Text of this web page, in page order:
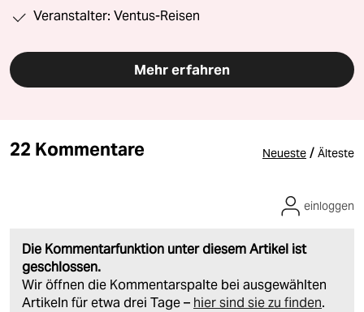
Veranstalter: Ventus-Reisen
Mehr erfahren
22 Kommentare Neueste / Älteste
Die Kommentarfunktion unter diesem Artikel ist
geschlossen.
Wir öffnen die Kommentarspalte bei ausgewählten
Artikeln für etwa drei Tage – hier sind sie zu finden.
einloggen